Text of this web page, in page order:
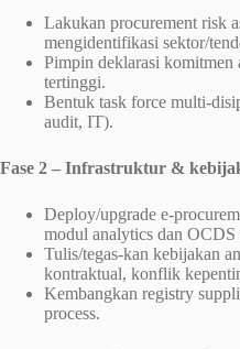
Lakukan procurement risk
mengidentifikasi sektor/
Pimpin deklarasi
tertinggi.
Bentuk task force multi-
audit, IT).
Fase 2 – Infrastruktur &
Deploy/upgrade e-
modul analytics dan OCDS
Tulis/tegas-kan kebijakan
kontraktual, konflik
Kembangkan registry
process.